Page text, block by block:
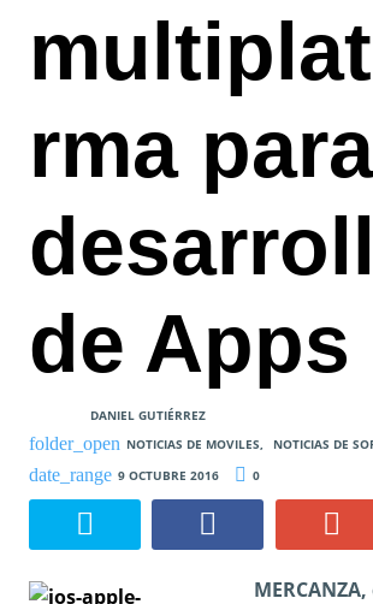
rma
de Apps
DANIEL GUTIÉRREZ
NOTICIAS DE MOVILES,
NOTICIAS DE
9 OCTUBRE 2016
0